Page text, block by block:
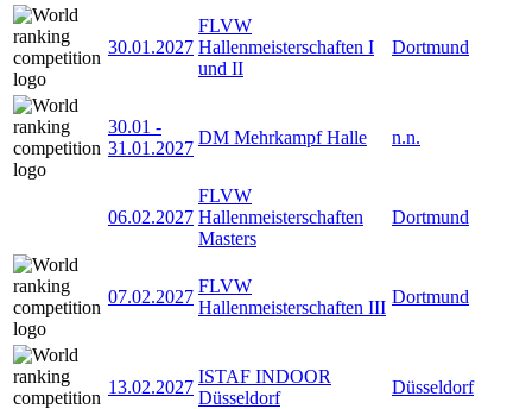
30.01.2027
FLVW
Hallenmeisterschaften I
und II
Dortmund
30.01 -
31.01.2027
DM Mehrkampf Halle n.n.
06.02.2027
FLVW
Hallenmeisterschaften
Masters
Dortmund
07.02.2027
FLVW
Hallenmeisterschaften III
Dortmund
13.02.2027
ISTAF INDOOR
Düsseldorf
Düsseldorf